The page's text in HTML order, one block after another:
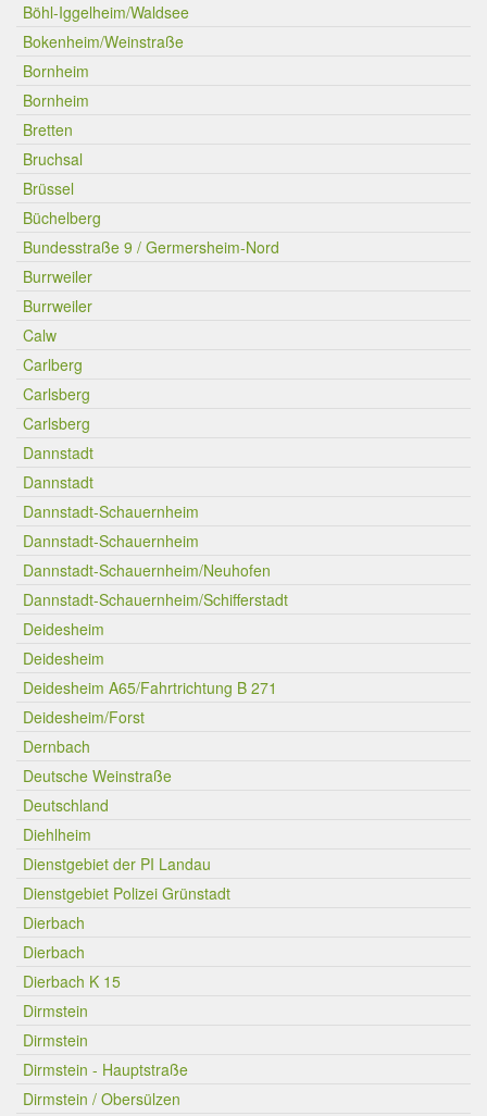
Böhl-Iggelheim/Waldsee
Bokenheim/Weinstraße
Bornheim
Bornheim
Bretten
Bruchsal
Brüssel
Büchelberg
Bundesstraße 9 / Germersheim-Nord
Burrweiler
Burrweiler
Calw
Carlberg
Carlsberg
Carlsberg
Dannstadt
Dannstadt
Dannstadt-Schauernheim
Dannstadt-Schauernheim
Dannstadt-Schauernheim/Neuhofen
Dannstadt-Schauernheim/Schifferstadt
Deidesheim
Deidesheim
Deidesheim A65/Fahrtrichtung B 271
Deidesheim/Forst
Dernbach
Deutsche Weinstraße
Deutschland
Diehlheim
Dienstgebiet der PI Landau
Dienstgebiet Polizei Grünstadt
Dierbach
Dierbach
Dierbach K 15
Dirmstein
Dirmstein
Dirmstein - Hauptstraße
Dirmstein / Obersülzen